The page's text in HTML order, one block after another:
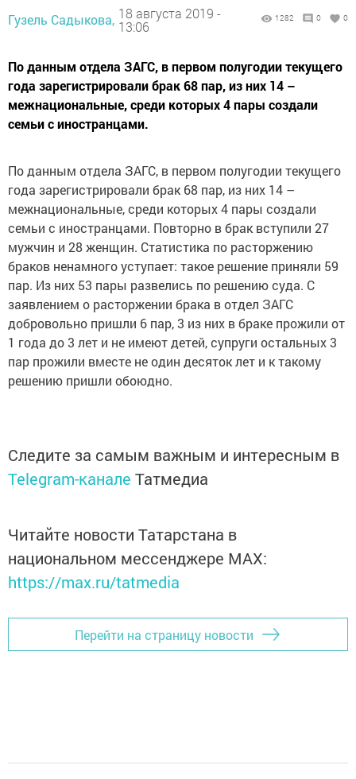
Гузель Садыкова, 18 августа 2019 -
13:06
1282 0 0
По данным отдела ЗАГС, в первом полугодии текущего
года зарегистрировали брак 68 пар, из них 14 –
межнациональные, среди которых 4 пары создали
семьи с иностранцами.
По данным отдела ЗАГС, в первом полугодии текущего
года зарегистрировали брак 68 пар, из них 14 –
межнациональные, среди которых 4 пары создали
семьи с иностранцами. Повторно в брак вступили 27
мужчин и 28 женщин. Статистика по расторжению
браков ненамного уступает: такое решение приняли 59
пар. Из них 53 пары развелись по решению суда. С
заявлением о расторжении брака в отдел ЗАГС
добровольно пришли 6 пар, 3 из них в браке прожили от
1 года до 3 лет и не имеют детей, супруги остальных 3
пар прожили вместе не один десяток лет и к такому
решению пришли обоюдно.
Следите за самым важным и интересным в
Telegram-канале Татмедиа
Читайте новости Татарстана в
национальном мессенджере MАХ:
https://max.ru/tatmedia
Перейти на страницу новости